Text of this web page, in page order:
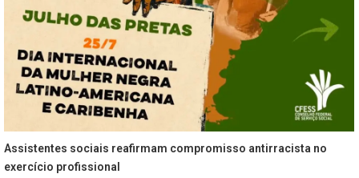
Assistentes sociais reafirmam compromisso antirracista no
exercício profissional